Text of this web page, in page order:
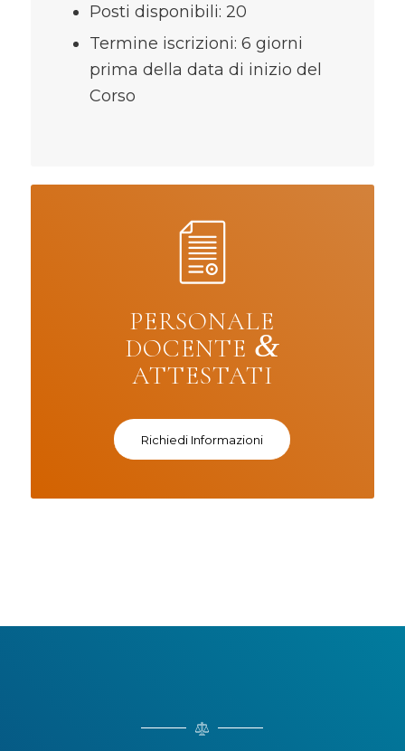
Posti disponibili: 20
Termine iscrizioni: 6 giorni
prima della data di inizio del
Corso
PERSONALE
DOCENTE &
ATTESTATI
Richiedi Informazioni